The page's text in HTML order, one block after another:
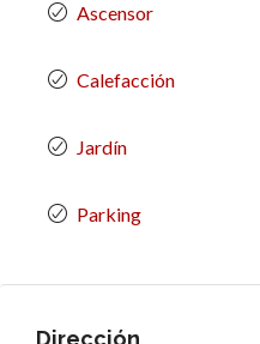
Ascensor
Calefacción
Jardín
Parking
Dirección